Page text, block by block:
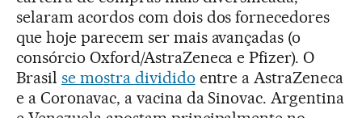
selaram acordos com dois dos fornecedores
que hoje parecem ser mais avançadas (o
consórcio Oxford/AstraZeneca e Pfizer). O
Brasil se mostra dividido entre a AstraZeneca
e a Coronavac, a vacina da Sinovac. Argentina